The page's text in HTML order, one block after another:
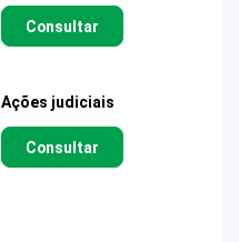
Consultar
Ações judiciais
Consultar